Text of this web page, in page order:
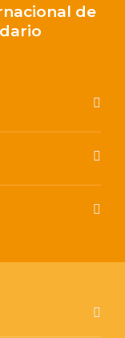
de